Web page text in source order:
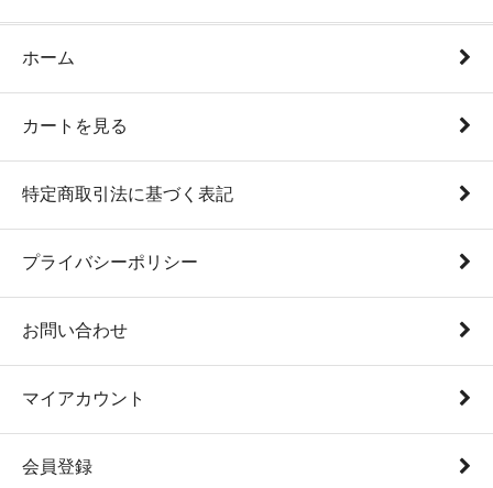
ホーム
カートを見る
特定商取引法に基づく表記
プライバシーポリシー
お問い合わせ
マイアカウント
会員登録